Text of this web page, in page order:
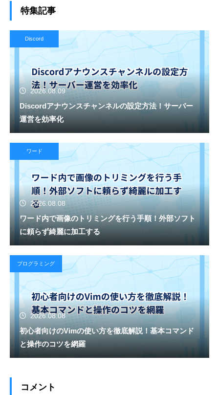
特集記事
Discord
2026.08.09
Discordアナウンスチャンネルの設定方法！サーバー
運営を効率化
ワード
2026.08.08
ワード内で画像のトリミングを行う手順！外部ソフト
に頼らず綺麗に加工する
プログラミング
2026.08.08
初心者向けのVimの使い方を徹底解説！基本コマンド
と操作のコツを網羅
コメント